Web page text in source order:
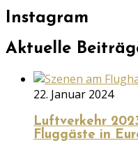
Instagram
Aktuelle
22. Januar 2024
Luftverkehr
Fluggäste in